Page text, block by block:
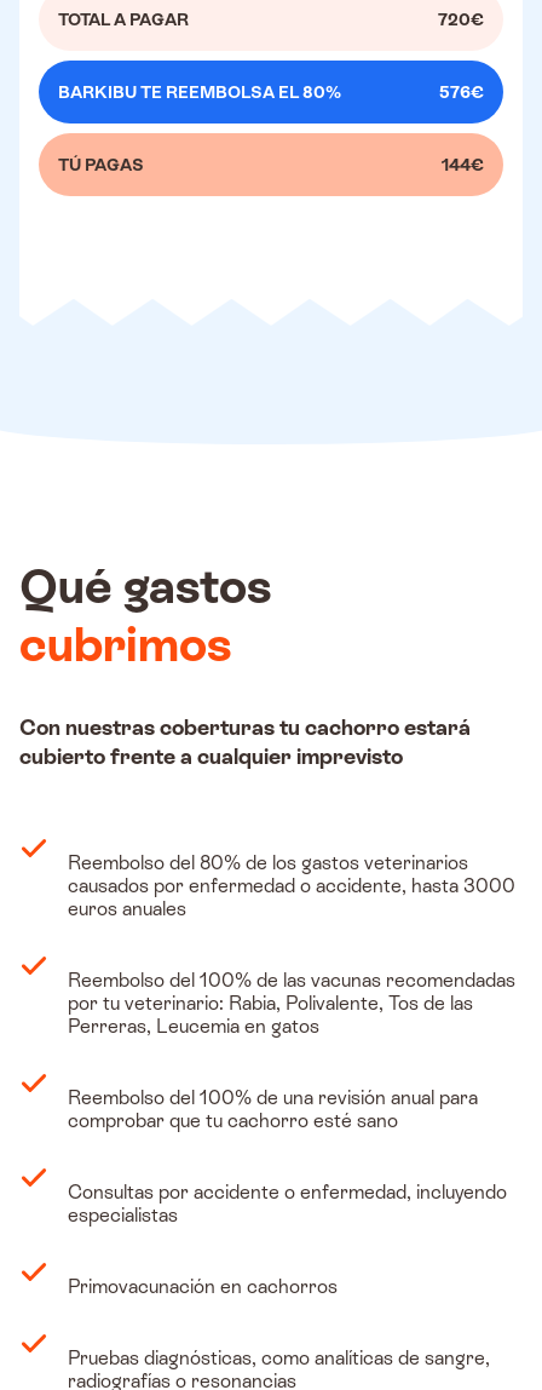
TOTAL A PAGAR 720€
BARKIBU TE REEMBOLSA EL 80% 576€
TÚ PAGAS 144€
Qué gastos
cubrimos
Con nuestras coberturas tu cachorro estará
cubierto frente a cualquier imprevisto
Reembolso del 80% de los gastos veterinarios
causados por enfermedad o accidente, hasta 3000
euros anuales
Reembolso del 100% de las vacunas recomendadas
por tu veterinario: Rabia, Polivalente, Tos de las
Perreras, Leucemia en gatos
Reembolso del 100% de una revisión anual para
comprobar que tu cachorro esté sano
Consultas por accidente o enfermedad, incluyendo
especialistas
Primovacunación en cachorros
Pruebas diagnósticas, como analíticas de sangre,
radiografías o resonancias